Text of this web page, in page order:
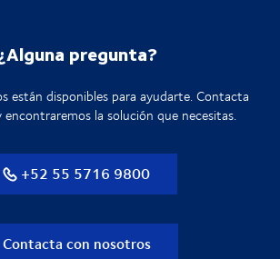
pregunta?
están disponibles para ayudarte. Contacta
la solución que necesitas.
+52 55 5716 9800
Contacta con nosotros